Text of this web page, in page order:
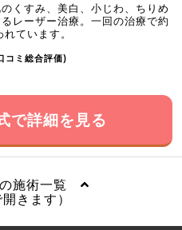
くすみ、美白、小じわ、ちりめ
レーザー治療。一回の治療で約
ています。
コミ総合評価)
で詳細を見る
施術一覧
きます）